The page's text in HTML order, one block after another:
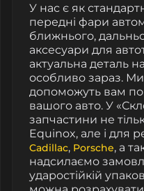
У нас є як
передні фари
ближнього,
аксесуари для
актуальна деталь
особливо зараз.
допоможуть вам
вашого авто. У
запчастини не
Equinox, але і для
Cadillac, Porsche, а
надсилаємо
ударостійкій